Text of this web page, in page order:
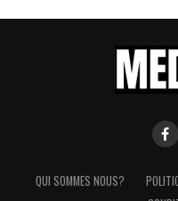
QUI SOMMES NOUS?